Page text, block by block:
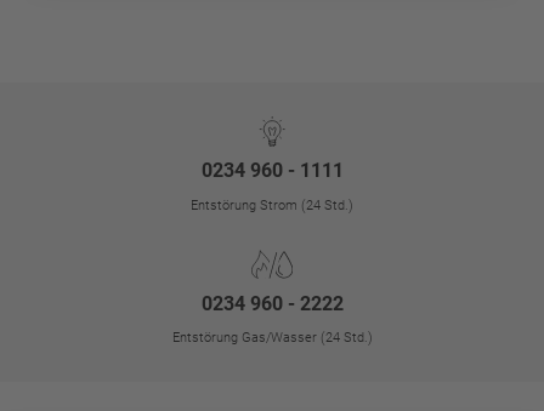
0234 960 - 1111
Entstörung Strom (24 Std.)
0234 960 - 2222
Entstörung Gas/Wasser (24 Std.)